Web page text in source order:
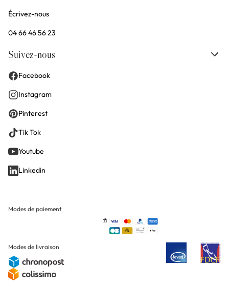
Écrivez-nous
04 66 46 56 23
Suivez-nous
Facebook
Instagram
Pinterest
Tik Tok
Youtube
Linkedin
Modes de paiement
Modes de livraison